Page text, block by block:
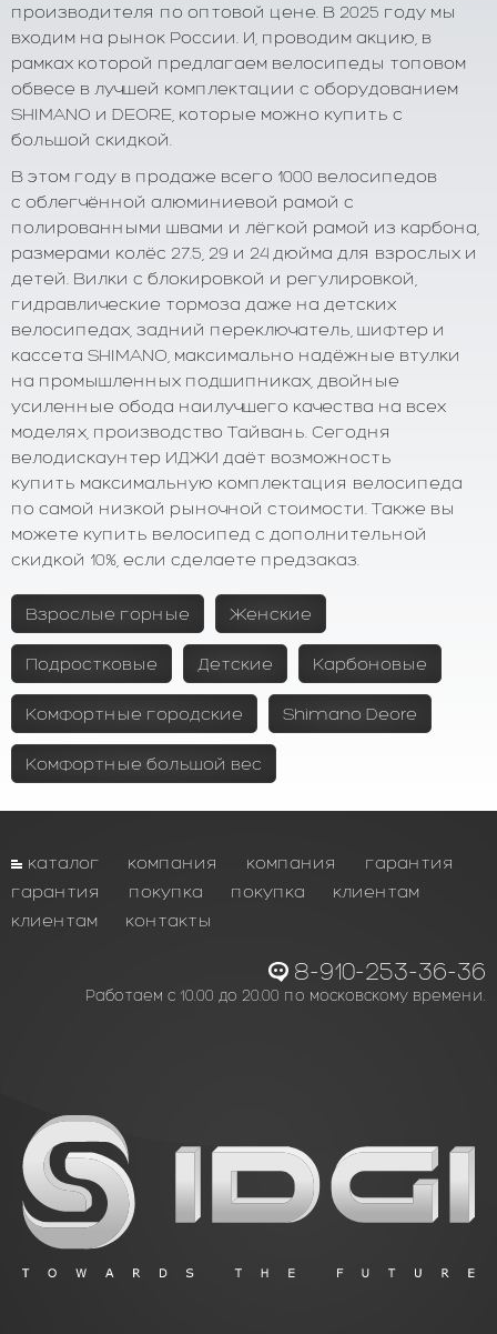
производителя по оптовой цене. В 2025 году мы
входим на рынок России. И, проводим акцию, в
рамках которой предлагаем велосипеды топовом
обвесе в лучшей комплектации с оборудованием
SHIMANO и DEORE, которые можно купить с
большой скидкой.
В этом году в продаже всего 1000 велосипедов
с облегчённой алюминиевой рамой с
полированными швами и лёгкой рамой из карбона,
размерами колёс 27.5, 29 и 24 дюйма для взрослых и
детей. Вилки с блокировкой и регулировкой,
гидравлические тормоза даже на детских
велосипедах, задний переключатель, шифтер и
кассета SHIMANO, максимально надёжные втулки
на промышленных подшипниках, двойные
усиленные обода наилучшего качества на всех
моделях, производство Тайвань. Сегодня
велодискаунтер ИДЖИ даёт возможность
купить максимальную комплектация велосипеда
по самой низкой рыночной стоимости. Также вы
можете купить велосипед с дополнительной
скидкой 10%, если сделаете предзаказ.
Взрослые горные Женские
Подростковые Детские Карбоновые
Комфортные городские Shimano Deore
Комфортные большой вес
каталог компания компания
гарантия
гарантия
покупка покупка
клиентам
клиентам
контакты
8-910-253-36-36
Работаем с 10.00 до 20.00 по московскому времени.